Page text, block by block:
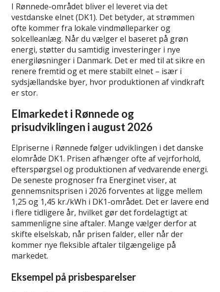
I Rønnede-området bliver el leveret via det
vestdanske elnet (DK1). Det betyder, at strømmen
ofte kommer fra lokale vindmølleparker og
solcelleanlæg. Når du vælger el baseret på grøn
energi, støtter du samtidig investeringer i nye
energiløsninger i Danmark. Det er med til at sikre en
renere fremtid og et mere stabilt elnet – især i
sydsjællandske byer, hvor produktionen af vindkraft
er stor.
Elmarkedet i Rønnede og
prisudviklingen i august 2026
Elpriserne i Rønnede følger udviklingen i det danske
elområde DK1. Prisen afhænger ofte af vejrforhold,
efterspørgsel og produktionen af vedvarende energi.
De seneste prognoser fra Energinet viser, at
gennemsnitsprisen i 2026 forventes at ligge mellem
1,25 og 1,45 kr./kWh i DK1-området. Det er lavere end
i flere tidligere år, hvilket gør det fordelagtigt at
sammenligne sine aftaler. Mange vælger derfor at
skifte elselskab, når prisen falder, eller når der
kommer nye fleksible aftaler tilgængelige på
markedet.
Eksempel på prisbesparelser